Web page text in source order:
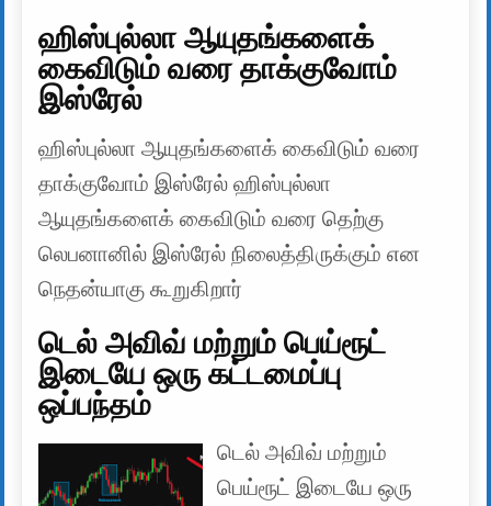
ஹிஸ்புல்லா ஆயுதங்களைக்
கைவிடும் வரை தாக்குவோம்
இஸ்ரேல்
ஹிஸ்புல்லா ஆயுதங்களைக் கைவிடும் வரை
தாக்குவோம் இஸ்ரேல் ஹிஸ்புல்லா
ஆயுதங்களைக் கைவிடும் வரை தெற்கு
லெபனானில் இஸ்ரேல் நிலைத்திருக்கும் என
நெதன்யாகு கூறுகிறார்
டெல் அவிவ் மற்றும் பெய்ரூட்
இடையே ஒரு கட்டமைப்பு
ஒப்பந்தம்
டெல் அவிவ் மற்றும்
பெய்ரூட் இடையே ஒரு